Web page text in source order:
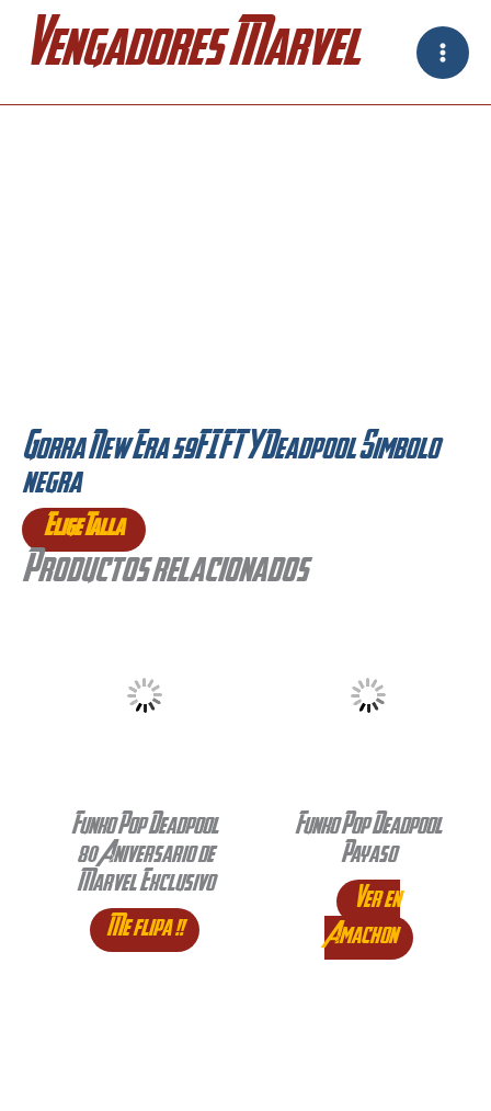
Vengadores Marvel
Gorra New Era 59FIFTY Deadpool Simbolo
negra
Elige Talla
Productos relacionados
Funko Pop Deadpool
80 Aniversario de
Marvel Exclusivo
Me flipa !!
Funko Pop Deadpool
Payaso
Ver en
Amachon